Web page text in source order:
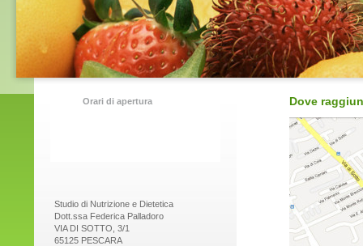
Orari di apertura
Studio di Nutrizione e Dietetica
Dott.ssa Federica Palladoro
VIA DI SOTTO, 3/1
65125 PESCARA
Dove